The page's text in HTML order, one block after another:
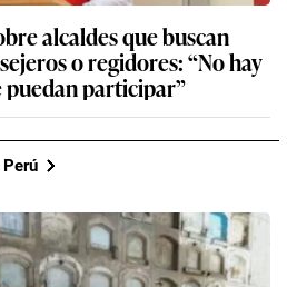
alcaldes que buscan
o regidores: “No hay
participar”